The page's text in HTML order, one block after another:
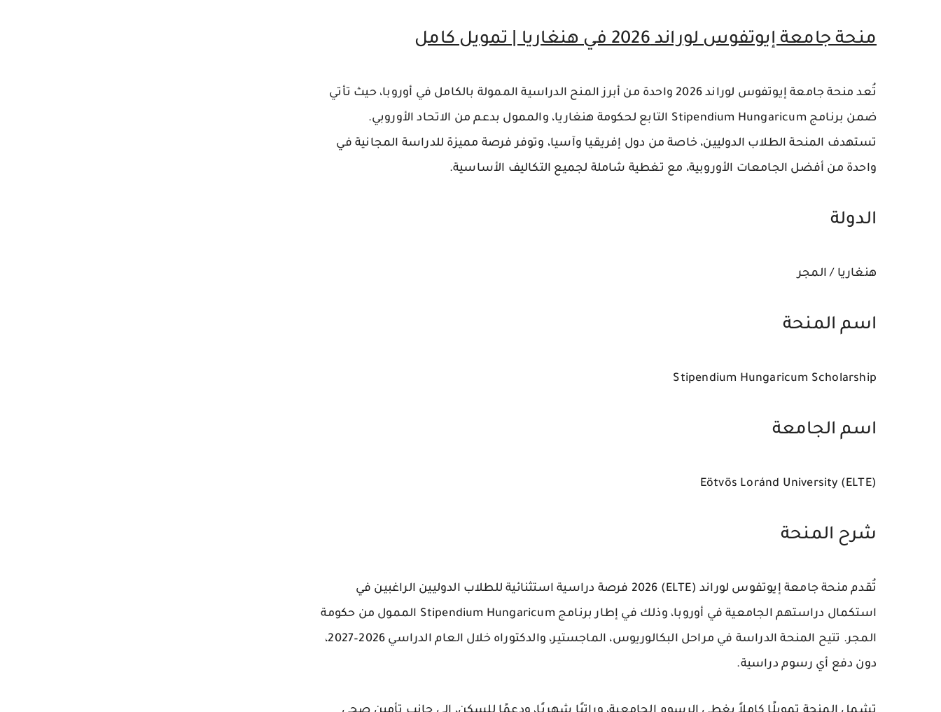
منحة جامعة إيوتفوس لوراند 2026 في هنغاريا | تمويل كامل
تُعد منحة جامعة إيوتفوس لوراند 2026 واحدة من أبرز المنح الدراسية الممولة بالكامل في أوروبا، حيث تأتي
ضمن برنامج Stipendium Hungaricum التابع لحكومة هنغاريا، والممول بدعم من الاتحاد الأوروبي.
تستهدف المنحة الطلاب الدوليين، خاصة من دول إفريقيا وآسيا، وتوفر فرصة مميزة للدراسة المجانية في
واحدة من أفضل الجامعات الأوروبية، مع تغطية شاملة لجميع التكاليف الأساسية.
الدولة
هنغاريا / المجر
اسم المنحة
Stipendium Hungaricum Scholarship
اسم الجامعة
Eötvös Loránd University (ELTE)
شرح المنحة
تُقدم منحة جامعة إيوتفوس لوراند (ELTE) 2026 فرصة دراسية استثنائية للطلاب الدوليين الراغبين في
استكمال دراستهم الجامعية في أوروبا، وذلك في إطار برنامج Stipendium Hungaricum الممول من حكومة
المجر. تتيح المنحة الدراسة في مراحل البكالوريوس، الماجستير، والدكتوراه
خلال العام الدراسي 2026–2027،
دون دفع أي رسوم دراسية.